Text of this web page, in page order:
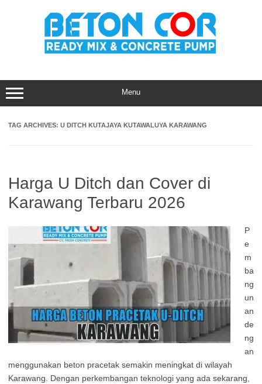
Menu
TAG ARCHIVES: U DITCH KUTAJAYA KUTAWALUYA KARAWANG
Harga U Ditch dan Cover di
Karawang Terbaru 2026
P
e
m
ba
ng
un
an
de
ng
an
menggunakan beton pracetak semakin meningkat di wilayah
Karawang. Dengan perkembangan teknologi yang ada sekarang,